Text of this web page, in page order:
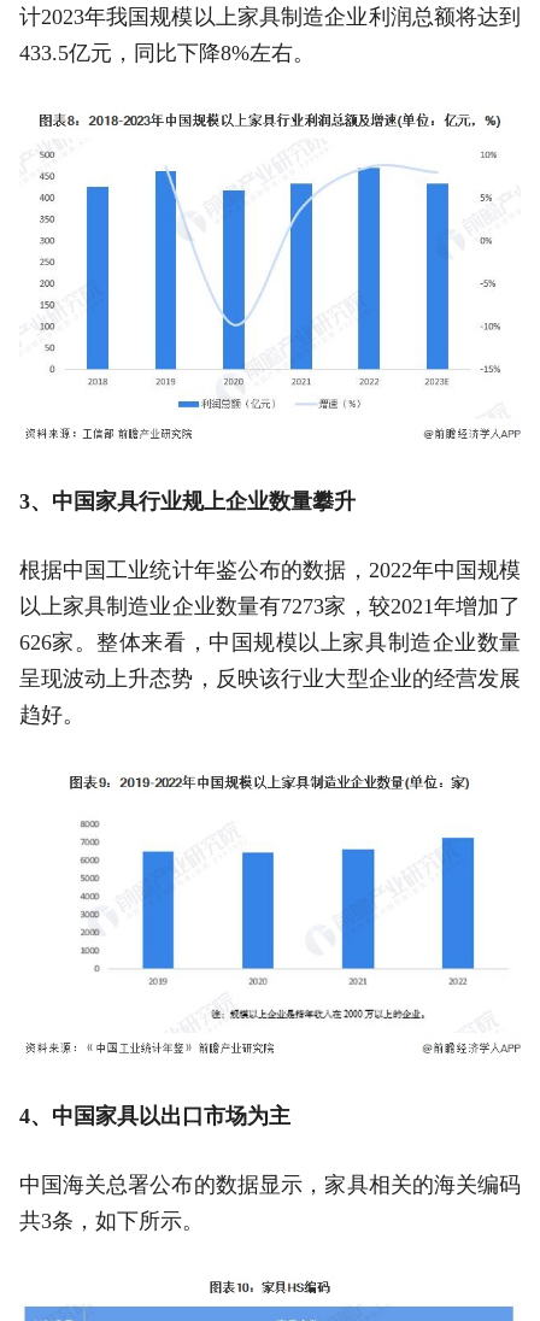
计2023年我国规模以上家具制造企业利润总额将达到
433.5亿元，同比下降8%左右。
3、中国家具行业规上企业数量攀升
根据中国工业统计年鉴公布的数据，2022年中国规模
以上家具制造业企业数量有7273家，较2021年增加了
626家。整体来看，中国规模以上家具制造企业数量
呈现波动上升态势，反映该行业大型企业的经营发展
趋好。
4、中国家具以出口市场为主
中国海关总署公布的数据显示，家具相关的海关编码
共3条，如下所示。